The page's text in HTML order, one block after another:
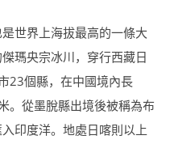
世界上海拔最高的一條大
瑪央宗冰川，穿行西藏日
23個縣，在中國境內長
。從墨脫縣出境後被稱為布
印度洋。地處日喀則以上